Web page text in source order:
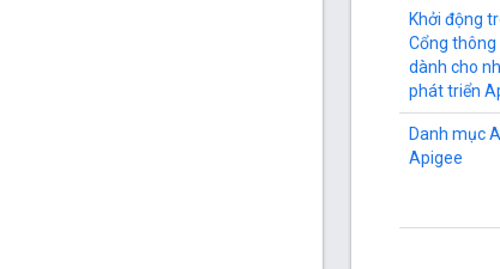
Khởi động
Cổng thông
dành cho
phát triển
Danh mục
Apigee